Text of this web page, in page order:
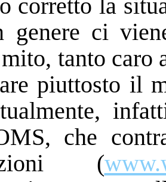
corretto la
genere ci
tanto caro
piuttosto il
che
(